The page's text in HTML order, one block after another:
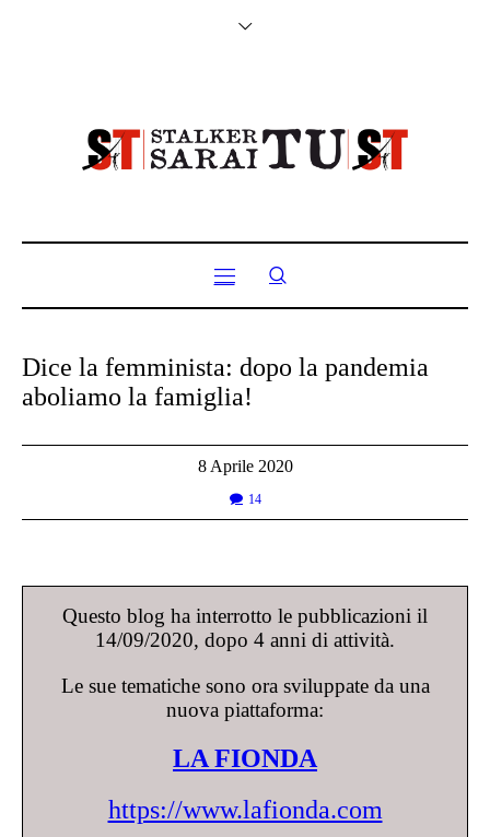
Dice la femminista: dopo la pandemia
aboliamo la famiglia!
8 Aprile 2020
14
Questo blog ha interrotto le pubblicazioni il
14/09/2020, dopo 4 anni di attività.
Le sue tematiche sono ora sviluppate da una
nuova piattaforma:
LA FIONDA
https://www.lafionda.com